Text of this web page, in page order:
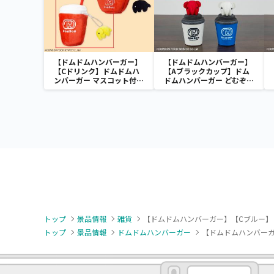
【ドムドムハンバーガー】
【Cドリンク】ドムドムハ
ンバーガー マスコット付き
ポーチ
【ドムドムハンバーガー】
【Aブラックカップ】ドム
ドムハンバーガー どむぞう
くん カップ型ポーチ
トップ 景品情報 雑貨
【ドムドムハンバーガー】【Cブルー
トップ
景品情報 ドムドムハンバーガー 【ドムドムハンバ